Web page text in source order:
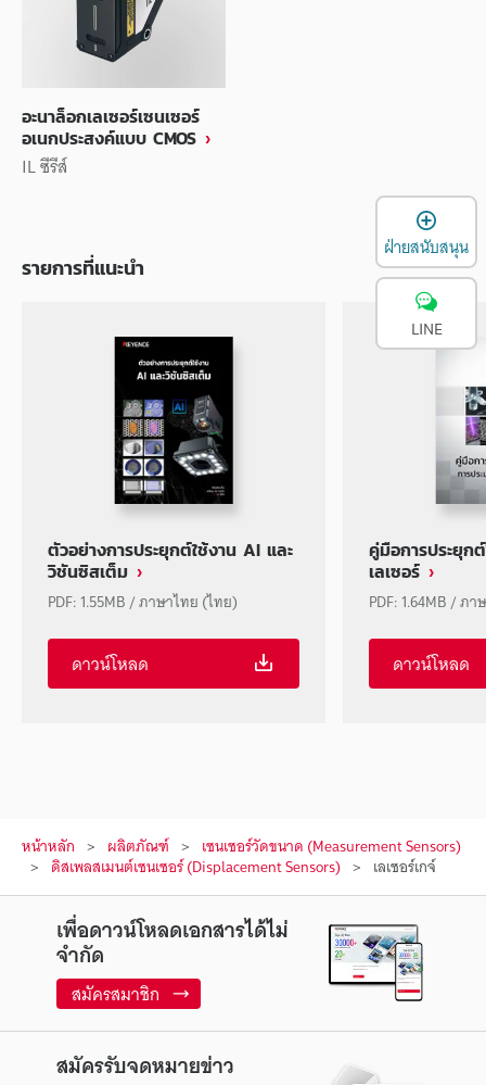
อะนาล็อกเลเซอร์เซนเซอร์
อเนกประสงค์แบบ CMOS
IL ซีรีส์
รายการที่แนะนำ
ตัวอย่างการประยุกต์ใช้งาน AI และ
วิชันซิสเต็ม
PDF: 1.55MB / ภาษาไทย (ไทย)
ดาวน์โหลด
คู่มือการประยุก
เลเซอร์
PDF: 1.64MB / ภ
ดาวน์โหลด
หน้าหลัก ผลิตภัณฑ์ เซนเซอร์วัดขนาด (Measurement Sensors)
ดิสเพลสเมนต์เซนเซอร์ (Displacement Sensors) เลเซอร์เกจ์
เพื่อดาวน์โหลดเอกสารได้ไม่
จำกัด
สมัครสมาชิก
สมัครรับจดหมายข่าว
ฝ่ายสนับสนุน
LINE